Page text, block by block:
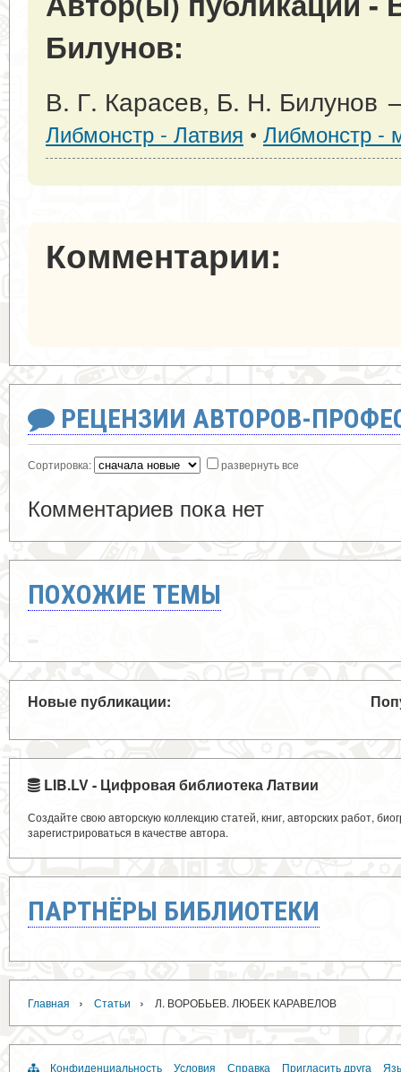
Билунов:
В. Г. Карасев, Б. Н. Билунов
Либмонстр - Латвия • Либмонстр -
Комментарии:
РЕЦЕНЗИИ АВТОРОВ-
Сортировка: развернуть все
Комментариев пока нет
ПОХОЖИЕ ТЕМЫ
Новые публикации:
LIB.LV - Цифровая библиотека Латвии
Создайте свою авторскую коллекцию статей, книг, авторских работ,
зарегистрироваться в качестве автора.
ПАРТНЁРЫ БИБЛИОТЕКИ
Главная › Статьи › Л. ВОРОБЬЕВ. ЛЮБЕК КАРАВЕЛОВ
Конфиденциальность Условия Справка Пригласить друга